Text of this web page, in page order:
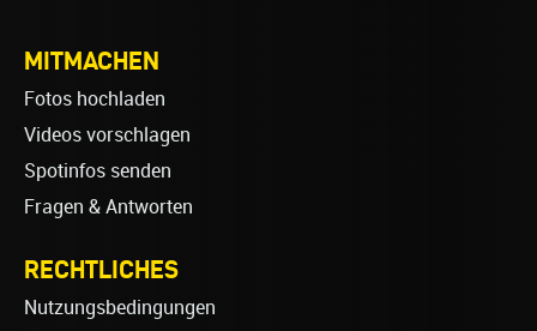
MITMACHEN
Fotos hochladen
Videos vorschlagen
Spotinfos senden
Fragen & Antworten
RECHTLICHES
Nutzungsbedingungen